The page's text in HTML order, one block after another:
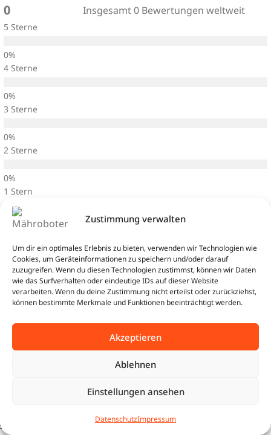
Zustimmung verwalten
Um dir ein optimales Erlebnis zu bieten, verwenden wir Technologien wie
Cookies, um Geräteinformationen zu speichern und/oder darauf
zuzugreifen. Wenn du diesen Technologien zustimmst, können wir Daten
wie das Surfverhalten oder eindeutige IDs auf dieser Website
verarbeiten. Wenn du deine Zustimmung nicht erteilst oder zurückziehst,
können bestimmte Merkmale und Funktionen beeinträchtigt werden.
Akzeptieren
Ablehnen
Einstellungen ansehen
DatenschutzImpressum
0 Insgesamt 0 Bewertungen weltweit
5 Sterne
4 Sterne
3 Sterne
2 Sterne
1 Stern
Dieses Produkt bewerten
m² | Base Camp Starter
2.686,99